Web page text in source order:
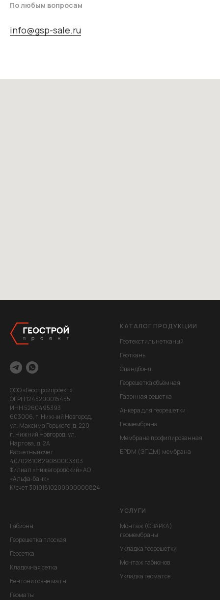
По любым вопросам
info@gsp-sale.ru
ООО «Геостройпроект»
ОГРН 1245200015455
ИНН 5260495393
603006, г. Нижний Новгород,
ул. Максима Горького, д. 220
г. Нижний Новгород, ул.
Нартова,,д. 2А
Расчетный счет
40702810829080003303
Филиал «Нижегородский» АО
«Альфа-банк»
К/счет 30101810200000000824
КАТАЛОГ ПРОДУКЦИИ
Геотекстиль нетканый
Геоткань
Спандбонд
Георешетка объёмная
Газонная решетка
Анкера для георешетки
Геомембрана
Мембрана профилированная
EPDM (ЭПДМ) мембрана
Габионы
Георешетка плоская
Геосетка
Кладочная сетка
Бентонитовые маты
Геоматы
УСЛУГИ
Монтаж (СВАРКА)
геомембраны
Укладка георешетки
Монтаж габионов
Укладка геоматов